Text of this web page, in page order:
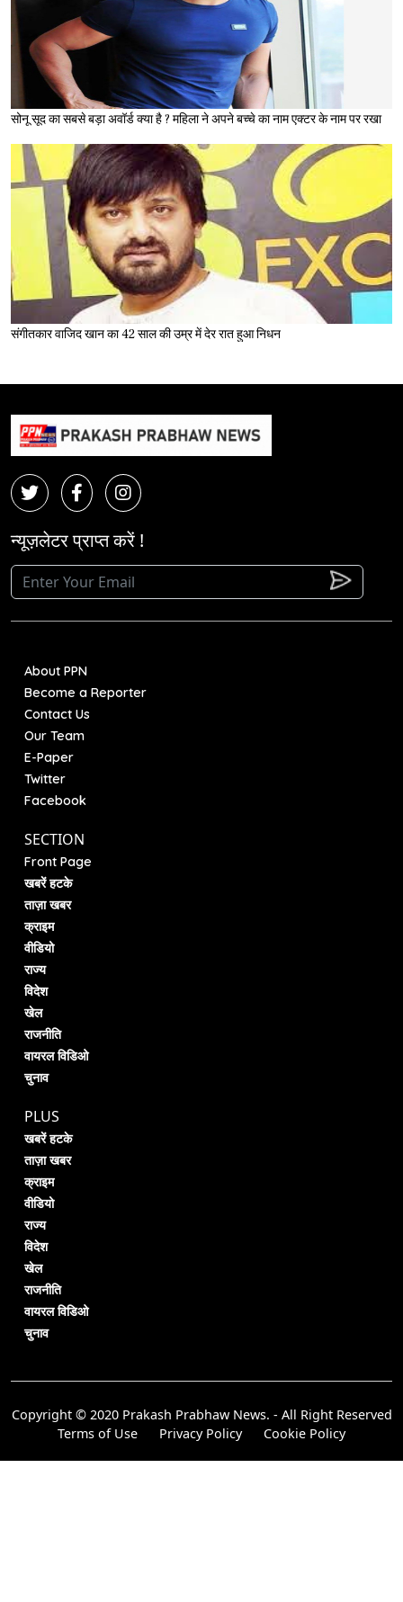
सोनू सूद का सबसे बड़ा अवॉर्ड क्या है ? महिला ने अपने बच्चे का नाम एक्टर के नाम पर रखा
संगीतकार वाजिद खान का 42 साल की उम्र में देर रात हुआ निधन
न्यूज़लेटर प्राप्त करें !
About PPN
Become a Reporter
Contact Us
Our Team
E-Paper
Twitter
Facebook
SECTION
Front Page
खबरें हटके
ताज़ा खबर
क्राइम
वीडियो
राज्य
विदेश
खेल
राजनीति
वायरल विडिओ
चुनाव
PLUS
खबरें हटके
ताज़ा खबर
क्राइम
वीडियो
राज्य
विदेश
खेल
राजनीति
वायरल विडिओ
चुनाव
Copyright © 2020 Prakash Prabhaw News. - All Right Reserved
Terms of Use
Privacy Policy Cookie Policy